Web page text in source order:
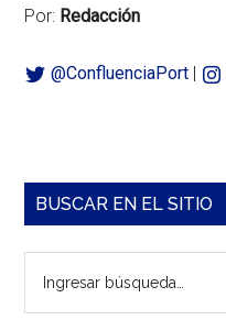
Por: Redacción
@ConfluenciaPort |
Barra
principal
BUSCAR EN EL SITIO
búsqueda…